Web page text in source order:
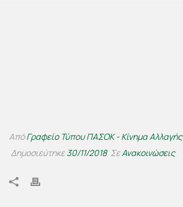
ΑπόΓραφείο Τύπου ΠΑΣΟΚ - Κίνημα Αλλαγής
Δημοσιεύτηκε30/11/2018 ΣεΑνακοινώσεις